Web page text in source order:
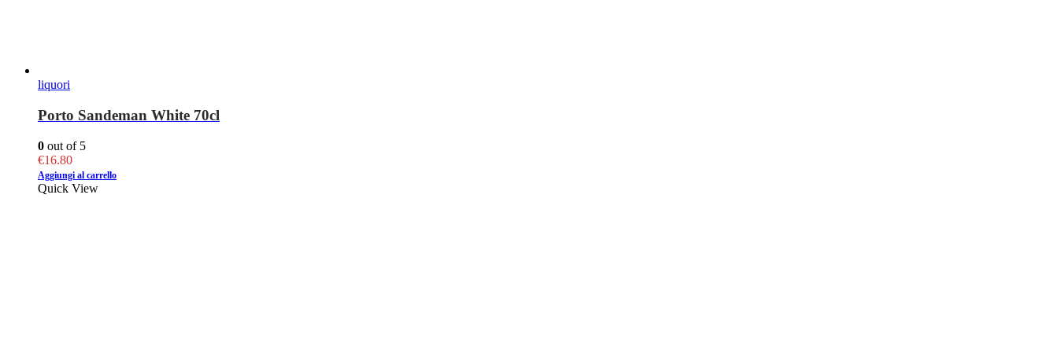
liquori
Porto Sandeman White 70cl
0 out of 5
€16.80
Aggiungi al carrello
Quick View